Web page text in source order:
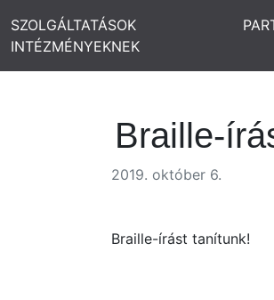
SZOLGÁLTATÁSOK
INTÉZMÉNYEKNEK
Braille-
2019. október 6.
Braille-írást tanítunk!